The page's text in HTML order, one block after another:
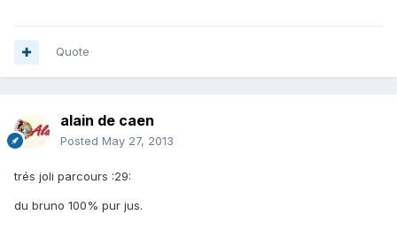
Quote
alain de caen
Posted May 27, 2013
trés joli parcours :29:
du bruno 100% pur jus.